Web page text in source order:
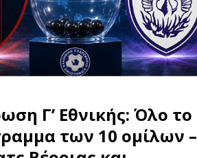
Γ’ Εθνικής: Όλο το
των 10 ομίλων –